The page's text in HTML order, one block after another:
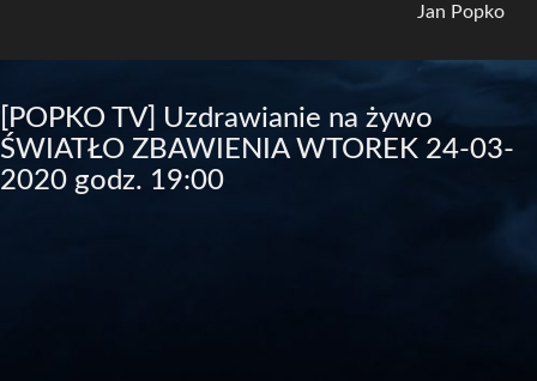
Jan Popko
[POPKO TV] Uzdrawianie na żywo
ŚWIATŁO ZBAWIENIA WTOREK 24-03-
2020 godz. 19:00